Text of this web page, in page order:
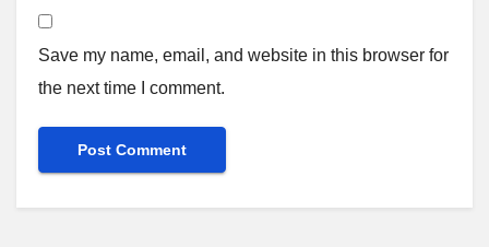
Save my name, email, and website in this browser for
the next time I comment.